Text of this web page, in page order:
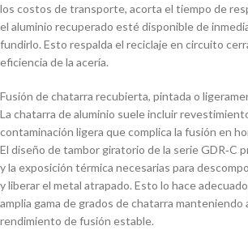
los costos de transporte, acorta el tiempo de
el aluminio recuperado esté disponible de
fundirlo. Esto respalda el reciclaje en circuito
eficiencia de la acería.
Fusión de chatarra recubierta, pintada o
La chatarra de aluminio suele incluir
contaminación ligera que complica la fusión en
El diseño de tambor giratorio de la serie GDR‑C
y la exposición térmica necesarias para
y liberar el metal atrapado. Esto lo hace
amplia gama de grados de chatarra manteniendo
rendimiento de fusión estable.